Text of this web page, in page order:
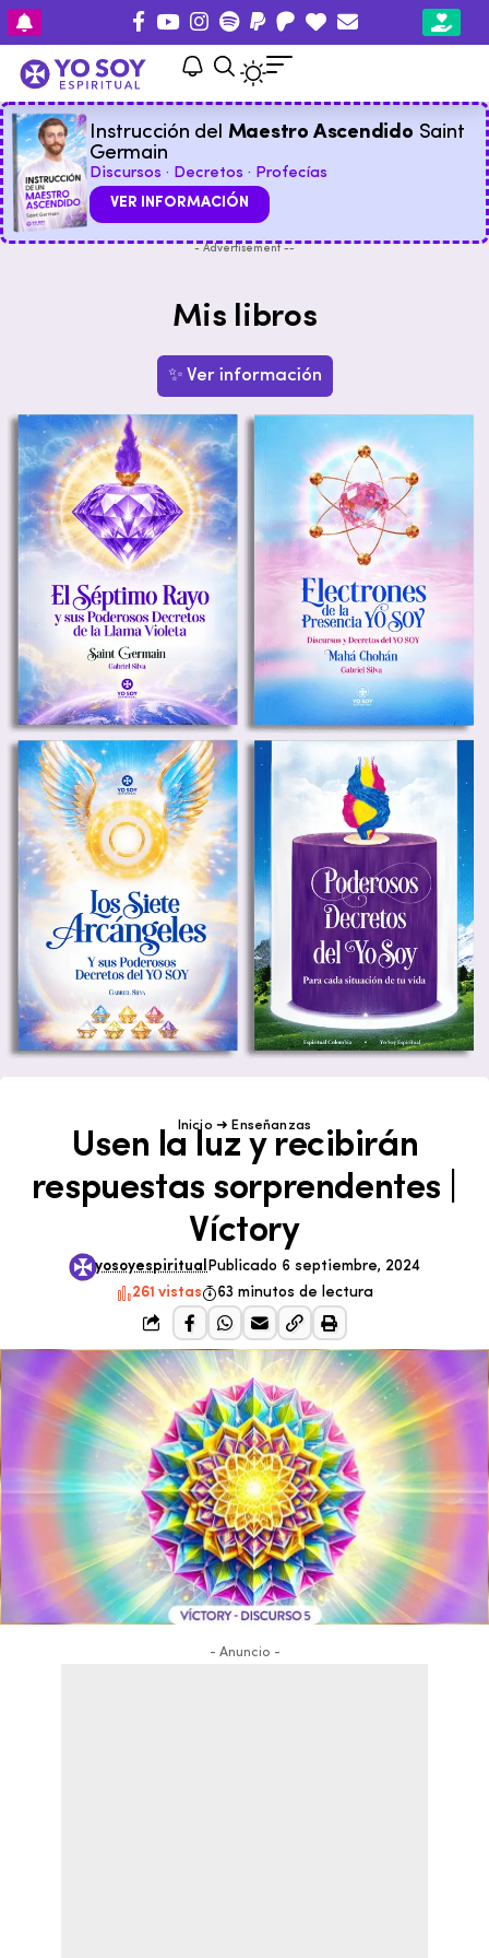
Instrucción del Maestro Ascendido Saint
Germain
Discursos · Decretos · Profecías
VER INFORMACIÓN
- Advertisement --
Mis libros
✨ Ver información
Inicio ➜ Enseñanzas
Usen la luz y recibirán
respuestas sorprendentes |
Víctory
yosoyespiritual Publicado 6 septiembre, 2024
261 vistas
63 minutos de lectura
- Anuncio -